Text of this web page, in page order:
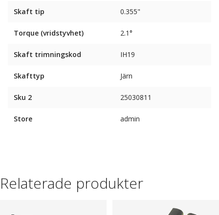
Skaft tip 0.355"
Torque (vridstyvhet) 2.1°
Skaft trimningskod IH19
Skafttyp Järn
Sku 2 25030811
Store admin
Relaterade produkter